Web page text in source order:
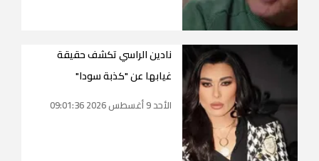
نادين الراسي تكشف حقيقة
غيابها عن "كذبة سودا"
الأحد 9 أغسطس 2026 09:01:36